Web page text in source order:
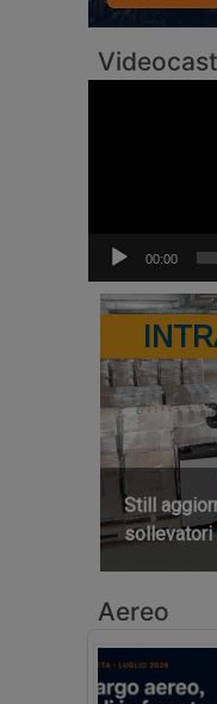
00:00
Still
sollevatori
Aereo